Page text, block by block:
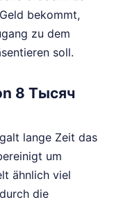
bekommt,
zu dem
soll.
8 Тысяч
lange Zeit das
um
ähnlich viel
die